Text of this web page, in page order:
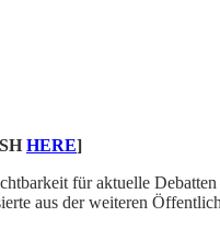
HERE]
für aktuelle
aus der weiteren